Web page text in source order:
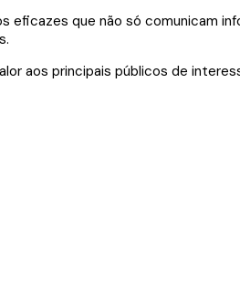
que não só comunicam
aos principais públicos de